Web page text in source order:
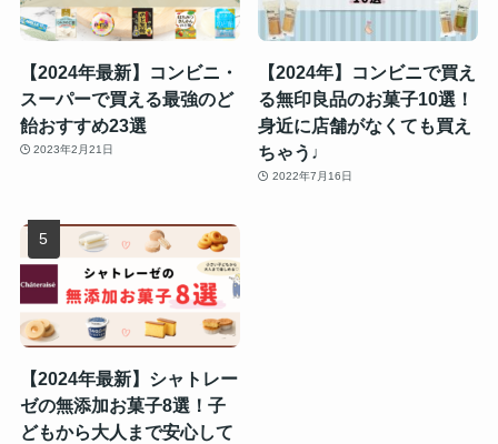
【2024年最新】コンビニ・
スーパーで買える最強のど
飴おすすめ23選
2023年2月21日
【2024年】コンビニで買え
る無印良品のお菓子10選！
身近に店舗がなくても買え
ちゃう♩
2022年7月16日
【2024年最新】シャトレー
ゼの無添加お菓子8選！子
どもから大人まで安心して